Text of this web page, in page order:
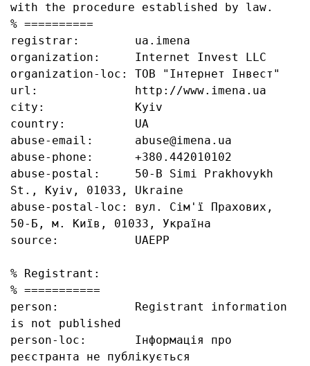
with the procedure established by law.
% ==========
registrar:        ua.imena
organization:     Internet Invest LLC
organization-loc: ТОВ "Інтернет Інвест"
url:              http://www.imena.ua
city:             Kyiv
country:          UA
abuse-email:      abuse@imena.ua
abuse-phone:      +380.442010102
abuse-postal:     50-B Simi Prakhovykh
St., Kyiv, 01033, Ukraine
abuse-postal-loc: вул. Сім'ї Прахових,
50-Б, м. Київ, 01033, Україна
source:           UAEPP
% Registrant:
% ===========
person:           Registrant information
is not published
person-loc:       Інформація про
реєстранта не публікується